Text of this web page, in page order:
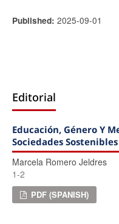
Published: 2025-09-01
Editorial
Educación, Género Y
Sociedades Sostenibles
Marcela Romero Jeldres
1-2
PDF (SPANISH)